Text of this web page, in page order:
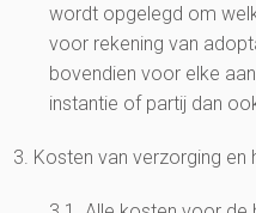
wordt opgelegd om
voor rekening van
bovendien voor elke
instantie of partij dan
3. Kosten van verzorging en